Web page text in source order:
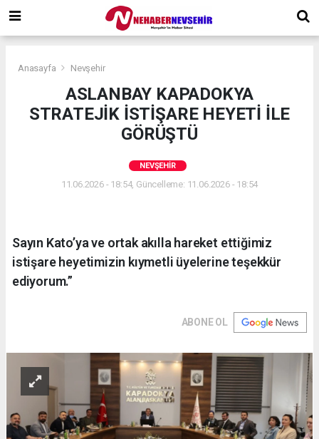
Anasayfa Nevşehir
ASLANBAY KAPADOKYA
STRATEJİK İSTİŞARE HEYETİ İLE
GÖRÜŞTÜ
NEVŞEHIR
11.06.2026 - 18:54, Güncelleme: 11.06.2026 - 18:54
Sayın Kato’ya ve ortak akılla hareket ettiğimiz
istişare heyetimizin kıymetli üyelerine teşekkür
ediyorum.”
ABONE OL